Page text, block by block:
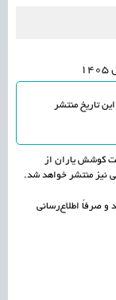
و صنفی
شركت كوشش ياران در سال 1405 تا این تاریخ منتشر
كوشش ياران از
نیز منتشر خواهد شد.
و صرفاً اطلاع‌رسانی